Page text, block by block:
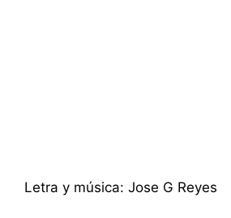
Letra y música: Jose G Reyes